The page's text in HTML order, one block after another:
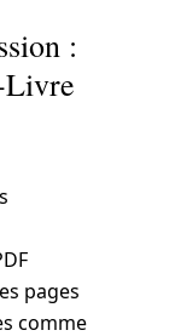
:
Livre
pages
comme